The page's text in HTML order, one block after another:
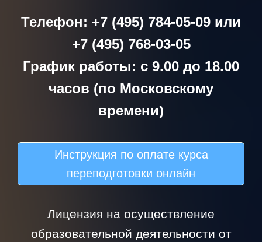
Телефон: +7 (495) 784-05-09 или
+7 (495) 768-03-05
График работы: с 9.00 до 18.00
часов (по Московскому
времени)
Инструкция по оплате курса
переподготовки онлайн
Лицензия на осуществление
образовательной деятельности от